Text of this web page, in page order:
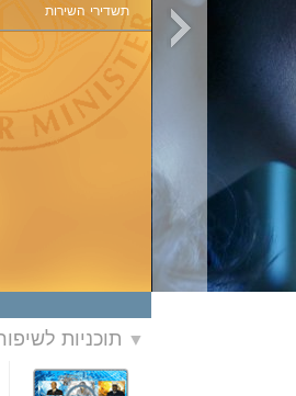
תשדירי השירות
▼ תוכניות